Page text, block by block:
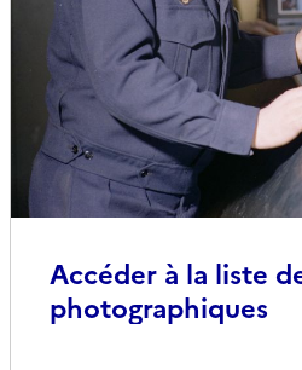
Accéder à la liste
photographiques